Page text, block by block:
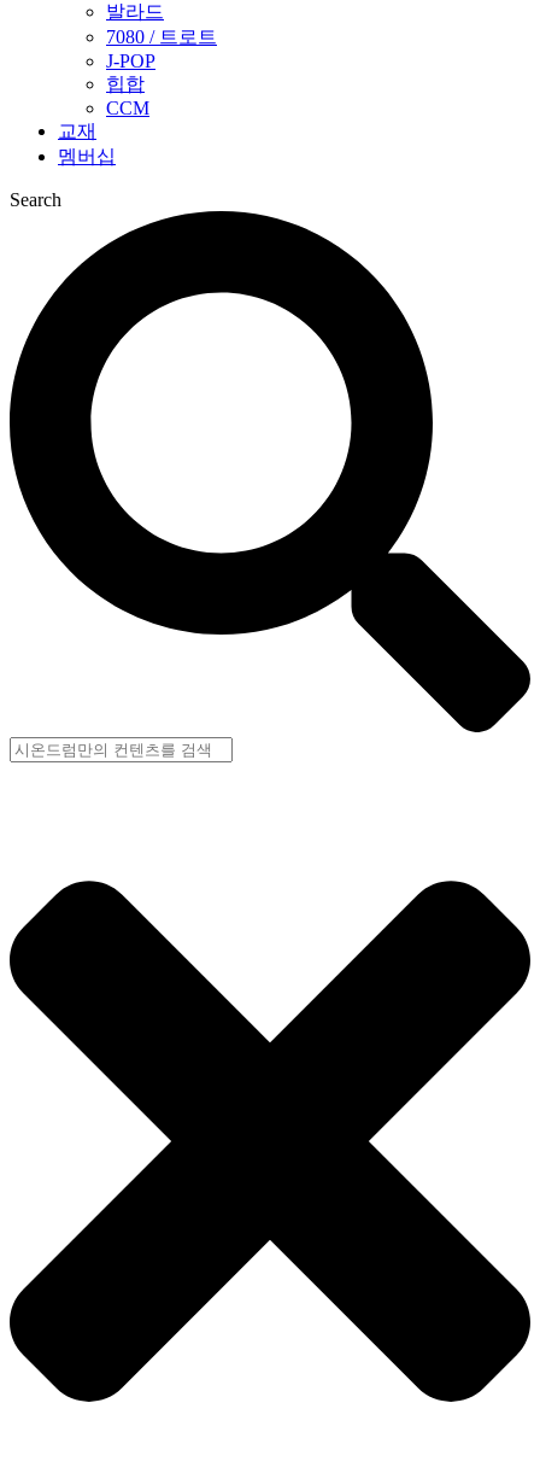
발라드
7080 / 트로트
J-POP
힙합
CCM
교재
멤버십
Search